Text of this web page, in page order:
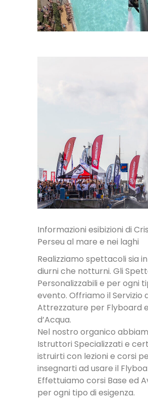
LEZIONI
Informazioni esibizioni di
Perseu al mare e nei laghi
Realizziamo spettacoli sia
diurni che notturni. Gli
Personalizzabili e per ogni
evento. Offriamo il Servizio
Attrezzature per Flyboard
d’Acqua.
Nel nostro organico
Istruttori Specializzati e
istruirti con lezioni e corsi
insegnarti ad usare il
Effettuiamo corsi Base ed
per ogni tipo di esigenza.